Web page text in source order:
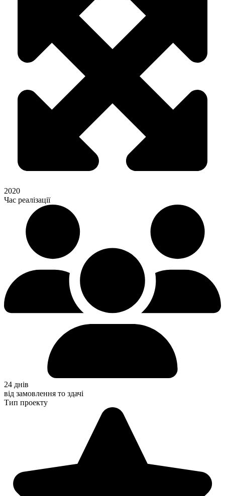
2020
Час реалізації
24 днів
від замовлення то здачі
Тип проекту